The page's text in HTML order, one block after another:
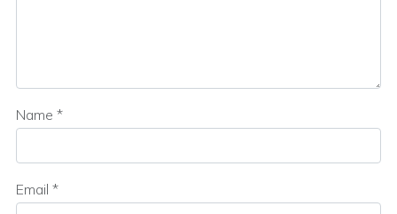
Name *
Email *